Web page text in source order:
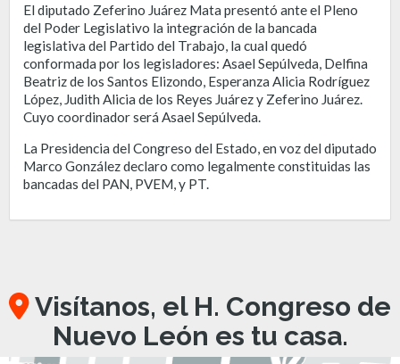
El diputado Zeferino Juárez Mata presentó ante el Pleno
del Poder Legislativo la integración de la bancada
legislativa del Partido del Trabajo, la cual quedó
conformada por los legisladores: Asael Sepúlveda, Delfina
Beatriz de los Santos Elizondo, Esperanza Alicia Rodríguez
López, Judith Alicia de los Reyes Juárez y Zeferino Juárez.
Cuyo coordinador será Asael Sepúlveda.
La Presidencia del Congreso del Estado, en voz del diputado
Marco González declaro como legalmente constituidas las
bancadas del PAN, PVEM, y PT.
Visítanos, el H. Congreso de
Nuevo León es tu casa.